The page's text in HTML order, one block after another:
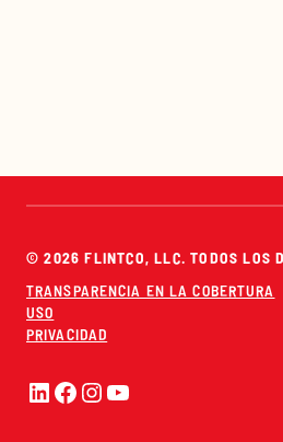
© 2026 FLINTCO, LLC. TODOS LOS
TRANSPARENCIA EN LA COBERTURA
USO
PRIVACIDAD
LinkedIn
Facebook
Instagram
YouTube